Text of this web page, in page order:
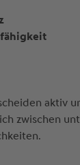
aktiv
zwischen